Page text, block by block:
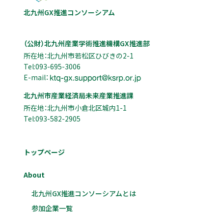
北九州GX推進コンソーシアム
（公財）北九州産業学術推進機構GX推進部
所在地：北九州市若松区ひびきの2-1
Tel:093-695-3006
E-mail：
北九州市産業経済局未来産業推進課
所在地：北九州市小倉北区城内1-1
Tel:093-582-2905
トップページ
About
北九州GX推進コンソーシアムとは
参加企業一覧